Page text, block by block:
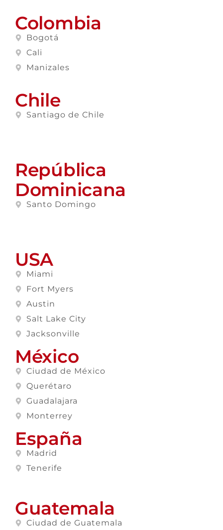
Colombia
Bogotá
Cali
Manizales
Chile
Santiago de Chile
República
Dominicana
Santo Domingo
USA
Miami
Fort Myers
Austin
Salt Lake City
Jacksonville
México
Ciudad de México
Querétaro
Guadalajara
Monterrey
España
Madrid
Tenerife
Guatemala
Ciudad de Guatemala